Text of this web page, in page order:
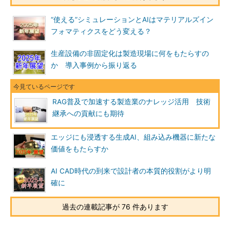
“使える”シミュレーションとAIはマテリアルズイン
フォマティクスをどう変える？
生産設備の非固定化は製造現場に何をもたらすの
か 導入事例から振り返る
RAG普及で加速する製造業のナレッジ活用 技術
継承への貢献にも期待
エッジにも浸透する生成AI、組み込み機器に新たな
価値をもたらすか
AI CAD時代の到来で設計者の本質的役割がより明
確に
過去の連載記事が 76 件あります